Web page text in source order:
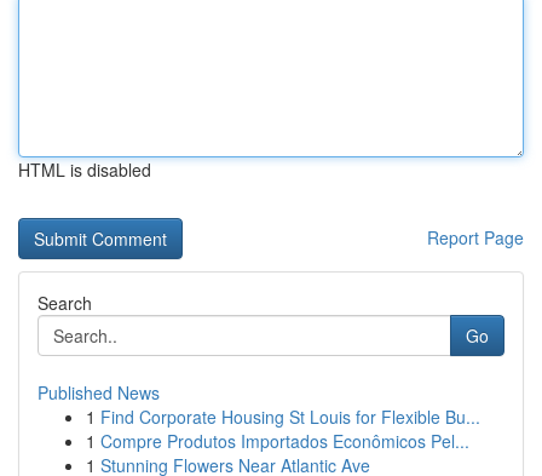
HTML is disabled
Report Page
Search
Go
Published News
1 Find Corporate Housing St Louis for Flexible Bu...
1 Compre Produtos Importados Econômicos Pel...
1 Stunning Flowers Near Atlantic Ave